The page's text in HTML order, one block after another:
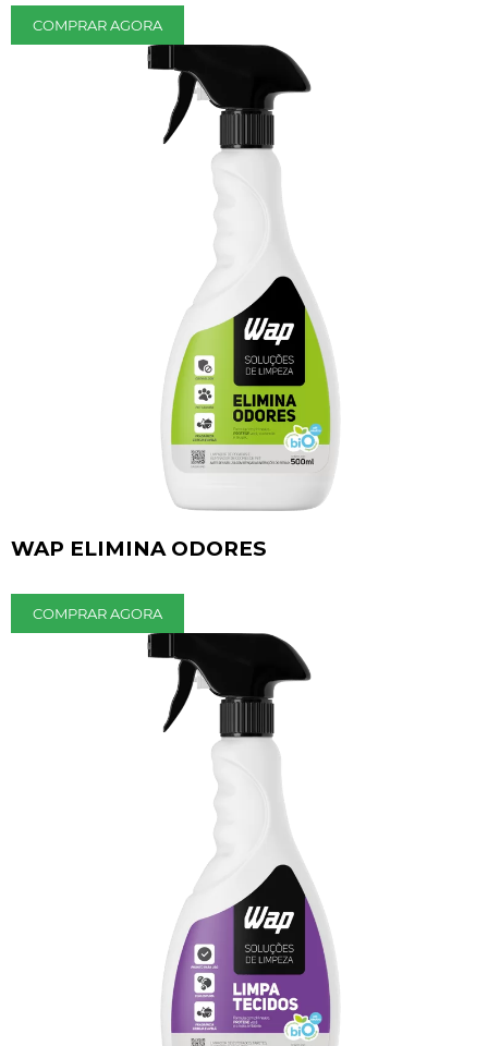
COMPRAR AGORA
WAP ELIMINA ODORES
COMPRAR AGORA